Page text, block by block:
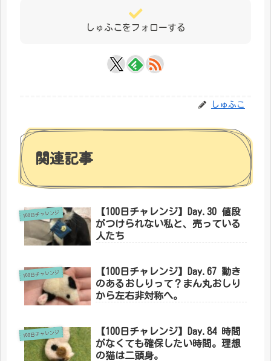
しゅふこをフォローする
しゅふこ
関連記事
100日チャレンジ
【100日チャレンジ】Day.30 値段
がつけられない私と、売っている
人たち
100日チャレンジ
【100日チャレンジ】Day.67 動き
のあるおしりって？まん丸おしり
から左右非対称へ。
100日チャレンジ
【100日チャレンジ】Day.84 時間
がなくても確保したい時間。理想
の猫は二頭身。